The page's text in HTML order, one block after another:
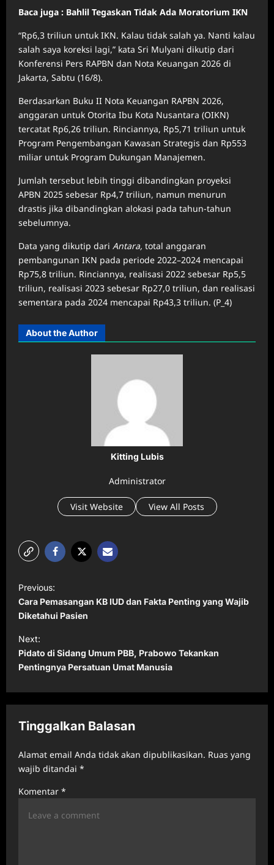
Baca juga : Bahlil Tegaskan Tidak Ada Moratorium IKN
“Rp6,3 triliun untuk IKN. Kalau tidak salah ya. Nanti kalau
salah saya koreksi lagi,” kata Sri Mulyani dikutip dari
Konferensi Pers RAPBN dan Nota Keuangan 2026 di
Jakarta, Sabtu (16/8).
Berdasarkan Buku II Nota Keuangan RAPBN 2026,
anggaran untuk Otorita Ibu Kota Nusantara (OIKN)
tercatat Rp6,26 triliun. Rinciannya, Rp5,71 triliun untuk
Program Pengembangan Kawasan Strategis dan Rp553
miliar untuk Program Dukungan Manajemen.
Jumlah tersebut lebih tinggi dibandingkan proyeksi
APBN 2025 sebesar Rp4,7 triliun, namun menurun
drastis jika dibandingkan alokasi pada tahun-tahun
sebelumnya.
Data yang dikutip dari Antara, total anggaran
pembangunan IKN pada periode 2022–2024 mencapai
Rp75,8 triliun. Rinciannya, realisasi 2022 sebesar Rp5,5
triliun, realisasi 2023 sebesar Rp27,0 triliun, dan realisasi
sementara pada 2024 mencapai Rp43,3 triliun. (P_4)
About the Author
Kitting Lubis
Administrator
Visit Website View All Posts
P
o
s
t
n
a
v
g
a
t
i
Previous:
Cara Pemasangan KB IUD dan Fakta Penting yang Wajib
Diketahui Pasien
Next:
Pidato di Sidang Umum PBB, Prabowo Tekankan
Pentingnya Persatuan Umat Manusia
Tinggalkan Balasan
Alamat email Anda tidak akan dipublikasikan. Ruas yang
wajib ditandai *
Komentar *